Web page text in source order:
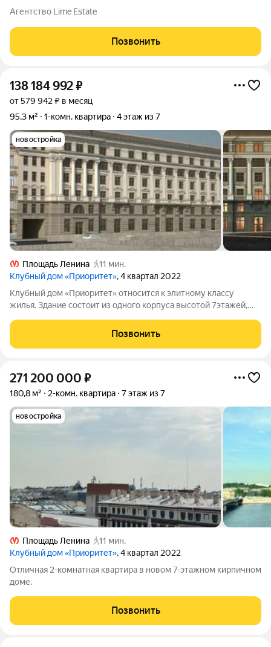
Агентство Lime Estate
Позвонить
138 184 992₽
от 579 942 ₽ в месяц
95,3 м²
1-комн. квартира 4 этаж из 7
новостройка
Площадь Ленина
11 мин.
Клубный дом «Приоритет», 4 квартал 2022
Клубный дом «Приоритет» относится к элитному классу
жилья. Здание состоит из одного корпуса высотой 7этажей,
40квартир. При строительстве использованы такие
материалы, как монолит, штукатурка, гранит
Позвонить
271 200 000 ₽
180,8 м² 2-комн. квартира 7 этаж из 7
новостройка
Площадь Ленина
11 мин.
Клубный дом «Приоритет», 4 квартал 2022
Отличная 2-комнатная квартира в новом 7-этажном кирпичном
доме.
Позвонить